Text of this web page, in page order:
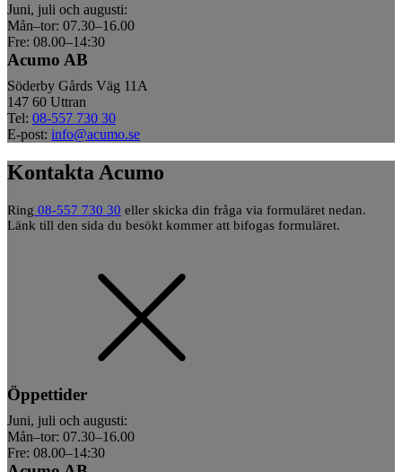
Juni, juli och augusti:
Mån–tor: 07.30–16.00
Fre: 08.00–14:30
Acumo AB
Söderby Gårds Väg 11A
147 60 Uttran
Tel: 08-557 730 30
E-post: info@acumo.se
Kontakta Acumo
Ring 08-557 730 30 eller skicka din fråga via formuläret nedan.
Länk till den sida du besökt kommer att bifogas formuläret.
Öppettider
Juni, juli och augusti:
Mån–tor: 07.30–16.00
Fre: 08.00–14:30